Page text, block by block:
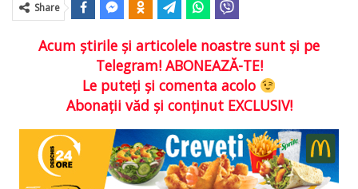
Share
Acum ştirile şi articolele noastre sunt şi pe
Telegram! ABONEAZĂ-TE!
Le puteţi şi comenta acolo
Abonaţii văd şi conţinut EXCLUSIV!